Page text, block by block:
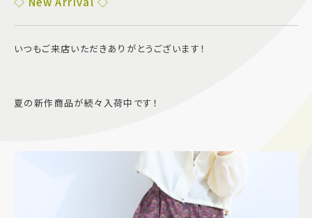
イベント
施設案内
スタッフ募集
プライバシーポリシー
いつもご来店いただきありがとうございます！
夏の新作商品が続々入荷中です！